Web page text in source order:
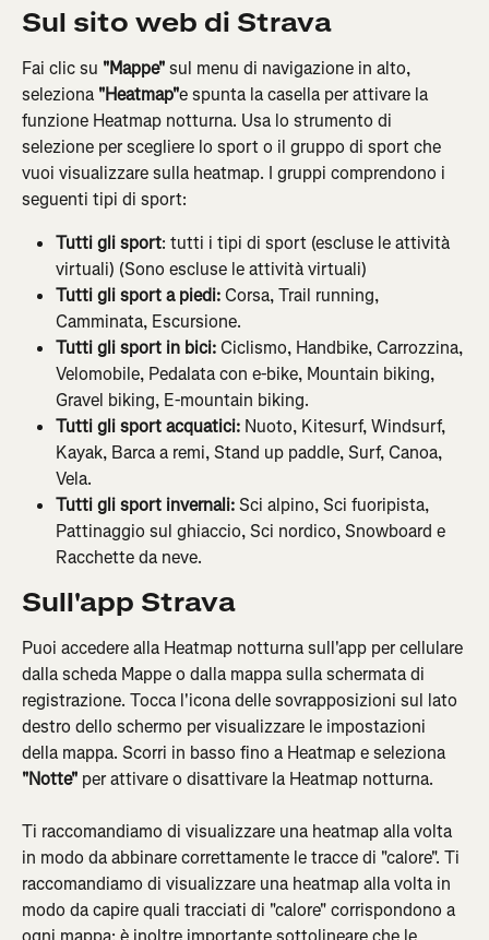
Sul sito web di Strava
Fai clic su "Mappe" sul menu di navigazione in alto,
seleziona "Heatmap"e spunta la casella per attivare la
funzione Heatmap notturna. Usa lo strumento di
selezione per scegliere lo sport o il gruppo di sport che
vuoi visualizzare sulla heatmap. I gruppi comprendono i
seguenti tipi di sport:
Tutti gli sport: tutti i tipi di sport (escluse le attività
virtuali) (Sono escluse le attività virtuali)
Tutti gli sport a piedi: Corsa, Trail running,
Camminata, Escursione.
Tutti gli sport in bici: Ciclismo, Handbike, Carrozzina,
Velomobile, Pedalata con e-bike, Mountain biking,
Gravel biking, E-mountain biking.
Tutti gli sport acquatici: Nuoto, Kitesurf, Windsurf,
Kayak, Barca a remi, Stand up paddle, Surf, Canoa,
Vela.
Tutti gli sport invernali: Sci alpino, Sci fuoripista,
Pattinaggio sul ghiaccio, Sci nordico, Snowboard e
Racchette da neve.
Sull'app Strava
Puoi accedere alla Heatmap notturna sull'app per cellulare
dalla scheda Mappe o dalla mappa sulla schermata di
registrazione. Tocca l'icona delle sovrapposizioni sul lato
destro dello schermo per visualizzare le impostazioni
della mappa. Scorri in basso fino a Heatmap e seleziona
"Notte" per attivare o disattivare la Heatmap notturna.
Ti raccomandiamo di visualizzare una heatmap alla volta
in modo da abbinare correttamente le tracce di "calore". Ti
raccomandiamo di visualizzare una heatmap alla volta in
modo da capire quali tracciati di "calore" corrispondono a